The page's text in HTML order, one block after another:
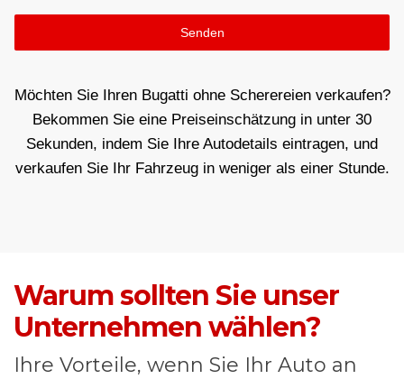
Senden
Möchten Sie Ihren Bugatti ohne Scherereien verkaufen?
Bekommen Sie eine Preiseinschätzung in unter 30
Sekunden, indem Sie Ihre Autodetails eintragen, und
verkaufen Sie Ihr Fahrzeug in weniger als einer Stunde.
Warum sollten Sie unser
Unternehmen wählen?
Ihre Vorteile, wenn Sie Ihr Auto an